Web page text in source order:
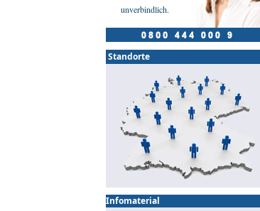
unverbindlich.
Standorte
Infomaterial